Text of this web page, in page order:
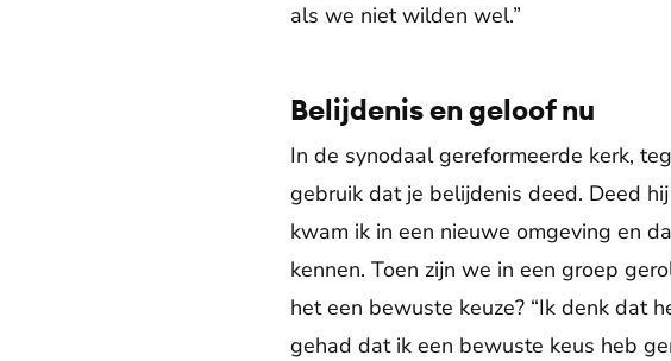
als we niet wilden wel.”
Belijdenis en geloof nu
In de synodaal gereformeerde kerk,
gebruik dat je belijdenis deed. Deed
kwam ik in een nieuwe omgeving en
kennen. Toen zijn we in een groep
het een bewuste keuze? “Ik denk dat
gehad dat ik een bewuste keus heb